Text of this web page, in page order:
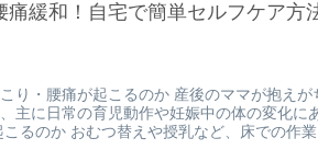
痛緩和！自宅で簡単セルフケア方
り・腰痛が起こるのか 産後のママが抱えが
主に日常の育児動作や妊娠中の体の変化に
るのか おむつ替えや授乳など、床での作業